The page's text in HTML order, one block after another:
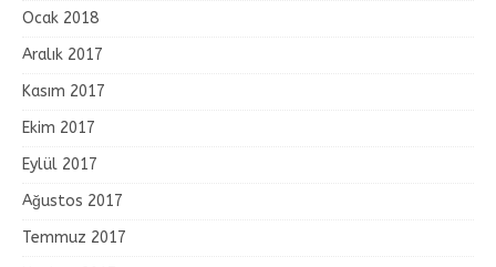
Ocak 2018
Aralık 2017
Kasım 2017
Ekim 2017
Eylül 2017
Ağustos 2017
Temmuz 2017